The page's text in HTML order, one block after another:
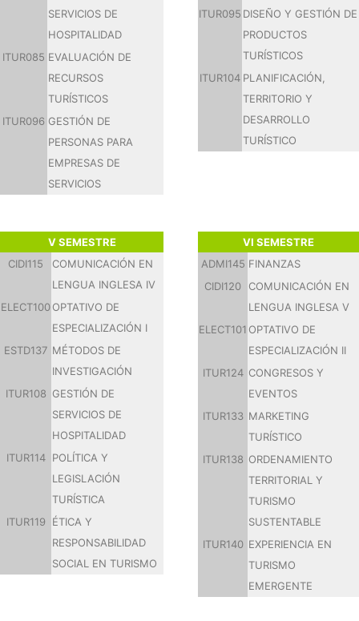
SERVICIOS DE
HOSPITALIDAD
ITUR085 EVALUACIÓN DE
RECURSOS
TURÍSTICOS
ITUR096 GESTIÓN DE
PERSONAS PARA
EMPRESAS DE
SERVICIOS
ITUR095 DISEÑO Y GESTIÓN DE
PRODUCTOS
TURÍSTICOS
ITUR104 PLANIFICACIÓN,
TERRITORIO Y
DESARROLLO
TURÍSTICO
V SEMESTRE
CIDI115
COMUNICACIÓN EN
LENGUA INGLESA IV
ELECT100OPTATIVO DE
ESPECIALIZACIÓN I
ESTD137 MÉTODOS DE
INVESTIGACIÓN
ITUR108 GESTIÓN DE
SERVICIOS DE
HOSPITALIDAD
ITUR114 POLÍTICA Y
LEGISLACIÓN
TURÍSTICA
ITUR119
ÉTICA Y
RESPONSABILIDAD
SOCIAL EN TURISMO
VI SEMESTRE
ADMI145 FINANZAS
CIDI120
COMUNICACIÓN EN
LENGUA INGLESA V
ELECT101 OPTATIVO DE
ESPECIALIZACIÓN II
ITUR124 CONGRESOS Y
EVENTOS
ITUR133 MARKETING
TURÍSTICO
ITUR138 ORDENAMIENTO
TERRITORIAL Y
TURISMO
SUSTENTABLE
ITUR140 EXPERIENCIA EN
TURISMO
EMERGENTE